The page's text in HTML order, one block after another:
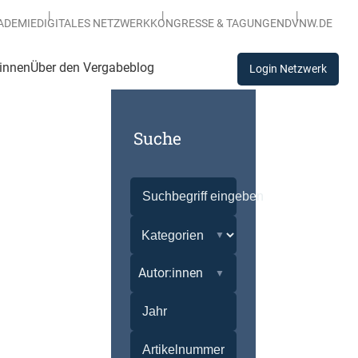
DIGITALES NETZWERKKONGRESSE & TAGUNGENDVNW.DE
Über den Vergabeblog Login Netzwerk
Suche
Autor:innen